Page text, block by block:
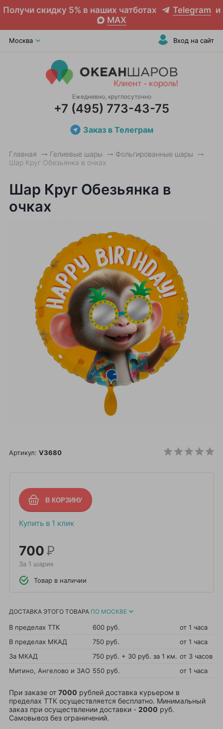
Получи скидку 5% в наших чатботах Telegram и
MAX
Москва Вход на сайт
Ежедневно, круглосуточно
+7 (495) 773-43-75
Заказ в Телеграм
Главная Гелиевые шары
Фольгированные шары
Шар Круг Обезьянка в очках
Шар Круг Обезьянка в
очках
Артикул: V3680
Купить в 1 клик
700Р
За 1 шарик
Товар в наличии
ДОСТАВКА ЭТОГО ТОВАРА ПО МОСКВЕ
В пределах ТТК 600 руб.
от 1 часа
В пределах МКАД
750 руб.
от 1 часа
За МКАД
750 руб. + 30 руб. за 1 км. от 3 часов
Митино, Ангелово и ЗАО 550 руб. от 1 часа
При заказе от 7000 рублей доставка курьером в
пределах ТТК осуществляется бесплатно. Минимальный
заказ при осуществлении доставки - 2000 руб.
Самовывоз без ограничений.